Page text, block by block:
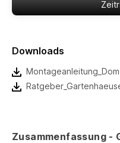
Downloads
Zusammenfassung -